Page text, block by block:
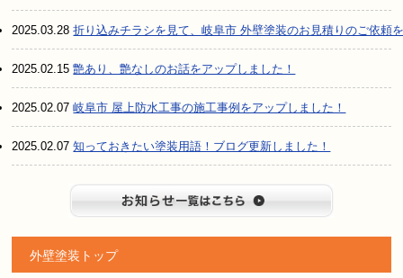
2025.03.28折り込みチラシを見て、岐阜市 外壁塗装のお見積りのご依頼
2025.02.15艶あり、艶なしのお話をアップしました！
2025.02.07岐阜市 屋上防水工事の施工事例をアップしました！
2025.02.07知っておきたい塗装用語！ブログ更新しました！
外壁塗装トップ